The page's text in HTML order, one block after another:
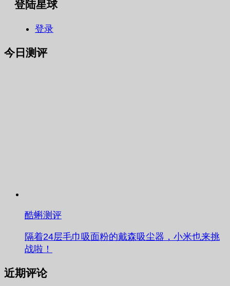
登陆星球
登录
今日测评
酷蝌测评
隔着24层毛巾吸面粉的戴森吸尘器，小米也来挑
战啦！
近期评论